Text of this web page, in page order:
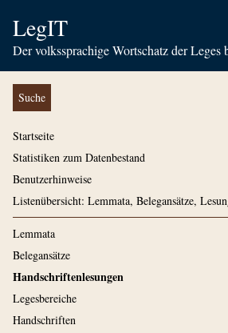
LegIT
Der volkssprachige Wortschatz der Leges
Suche
Startseite
Statistiken zum Datenbestand
Benutzerhinweise
Listenübersicht: Lemmata, Belegansätze,
Lemmata
Belegansätze
Handschriftenlesungen
Legesbereiche
Handschriften